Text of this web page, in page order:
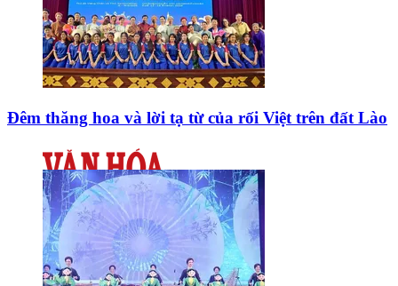
Đêm thăng hoa và lời tạ từ của rối Việt trên đất Lào